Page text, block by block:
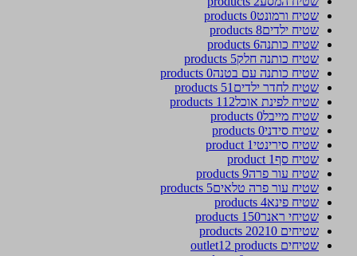
שטיח ורמונט0 products
שטיח ילדים8 products
שטיח כותנה6 products
שטיח כותנה חלק5 products
שטיח כותנה עם בטנה0 products
שטיח לחדר ילדים 51 products
שטיח לפינת אוכל112 products
שטיח מייבל0 products
שטיח סידני0 products
שטיח סירינטי1 product
שטיח סף1 product
שטיח עור פרה9 products
שטיח עור פרה טלאים5 products
שטיח פינא4 products
שטיחי ראנר150 products
שטיחים 2021 0 products
שטיחים outlet 12 products